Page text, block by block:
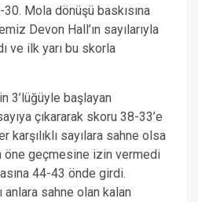
Mola dönüşü baskısına
Devon Hall’ın sayılarıyla
ve ilk yarı bu skorla
3’lüğüyle başlayan
çıkararak skoru 38-33’e
sayılara sahne olsa
öne geçmesine izin vermedi
44-43 önde girdi.
anlara sahne olan kalan